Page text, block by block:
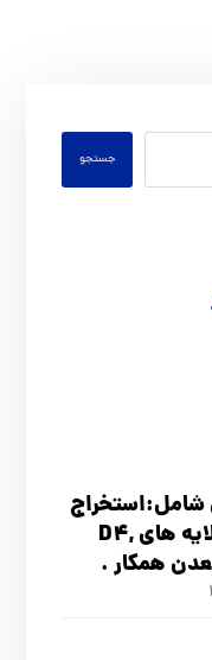
جستجو
شامل:استخراج
زغال و پیشروی افقی در لایه های D4,